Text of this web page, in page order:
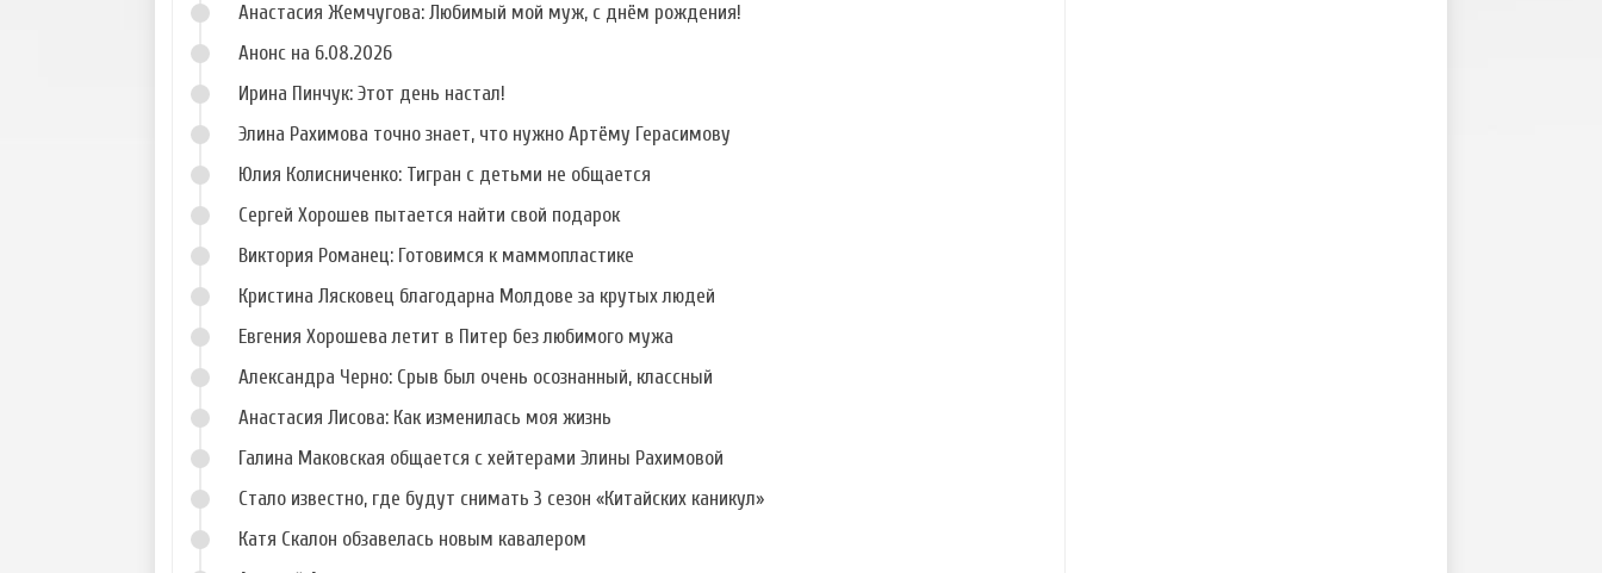
Анастасия Жемчугова: Любимый мой муж, с днём рождения!
Анонс на 6.08.2026
Ирина Пинчук: Этот день настал!
Элина Рахимова точно знает, что нужно Артёму Герасимову
Юлия Колисниченко: Тигран с детьми не общается
Сергей Хорошев пытается найти свой подарок
Виктория Романец: Готовимся к маммопластике
Кристина Лясковец благодарна Молдове за крутых людей
Евгения Хорошева летит в Питер без любимого мужа
Александра Черно: Срыв был очень осознанный, классный
Анастасия Лисова: Как изменилась моя жизнь
Галина Маковская общается с хейтерами Элины Рахимовой
Стало известно, где будут снимать 3 сезон «Китайских каникул»
Катя Скалон обзавелась новым кавалером